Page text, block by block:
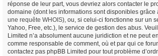
réponse de leur part, vous devriez alors contacter le
domaine (dont les informations sont disponibles grâce
une requête WHOIS), ou, si celui-ci fonctionne sur un
Yahoo, Free, etc.), le service de gestion des abus.
Limited n’a absolument aucune juridiction et ne peut
comme responsable de comment, où et par qui ce
contactez pas phpBB Limited pour tout problème